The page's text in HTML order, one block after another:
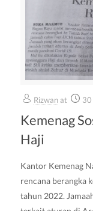
Rizwan at
Kemenag
Haji
Kantor Kemenag
rencana berangka
tahun 2022.